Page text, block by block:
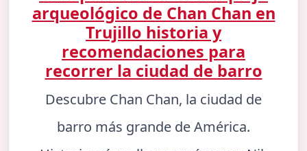
arqueológico de Chan Chan en
Trujillo historia y
recomendaciones para
recorrer la ciudad de barro
Descubre Chan Chan, la ciudad de
barro más grande de América.